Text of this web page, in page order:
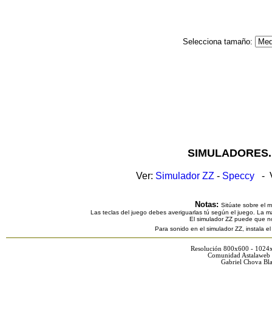
Selecciona tamaño:
Ver: Simulador ZZ - Speccy -
Notas: Sitúate sobre el
Las teclas del juego debes averiguarlas tú según el juego. La
El simulador ZZ puede que
Para sonido en el simulador ZZ, instala
Resolución 800x600 -
Comunidad
Gabriel Chova